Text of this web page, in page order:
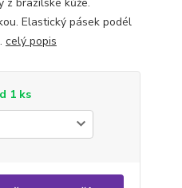
Elastický pásek podél
celý popis
1 ks